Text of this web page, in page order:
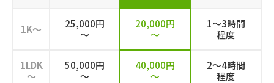
1K～
25,000円
～
20,000円
～
1～3時間
程度
1LDK
～
50,000円
～
40,000円
～
2～4時間
程度